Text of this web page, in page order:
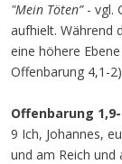
"Mein Töten”- vgl.
aufhielt. Während
eine höhere
Offenbarung 4,1-
Offenbarung 1,9-
9 Ich, Johannes,
und am Reich und